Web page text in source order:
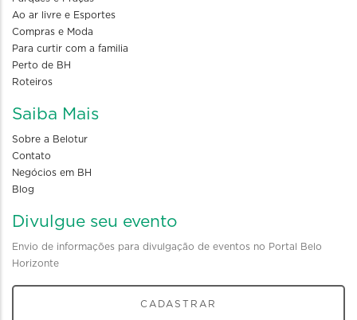
Ao ar livre e Esportes
Compras e Moda
Para curtir com a familia
Perto de BH
Roteiros
Saiba Mais
Sobre a Belotur
Contato
Negócios em BH
Blog
Divulgue seu evento
Envio de informações para divulgação de eventos no Portal Belo
Horizonte
CADASTRAR